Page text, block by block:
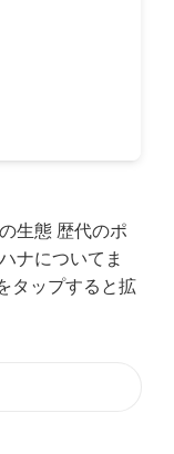
生態 歴代のポ
ナについてま
タップすると拡